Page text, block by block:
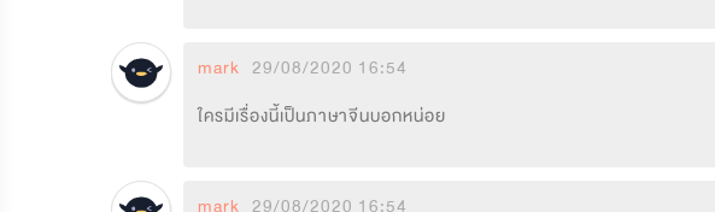
mark 29/08/2020 16:54
ใครมีเรื่องนี้เป็นภาษาจีนบอกหน่อย